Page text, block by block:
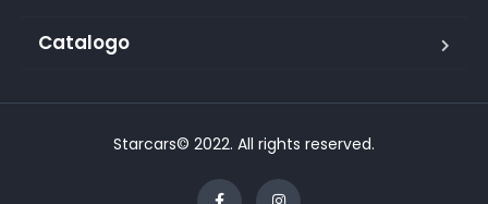
Catalogo
Starcars© 2022. All rights reserved.